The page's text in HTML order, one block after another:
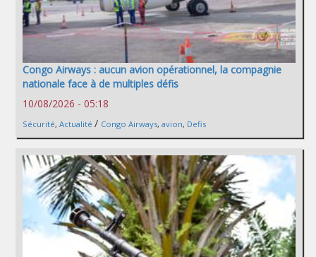
Congo Airways : aucun avion opérationnel, la compagnie
nationale face à de multiples défis
10/08/2026 - 05:18
Sécurité, Actualité / Congo Airways, avion, Defis